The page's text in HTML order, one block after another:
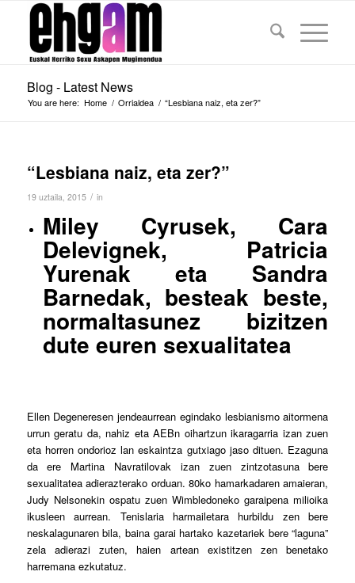
Blog - Latest News
You are here: Home / Orrialdea / “Lesbiana naiz, eta zer?”
“Lesbiana naiz, eta zer?”
19 uztaila, 2015 / in
Miley Cyrusek, Cara
Delevignek, Patricia
Yurenak eta Sandra
Barnedak, besteak beste,
normaltasunez bizitzen
dute euren sexualitatea
Ellen Degeneresen jendeaurrean egindako lesbianismo aitormena
urrun geratu da, nahiz eta AEBn oihartzun ikaragarria izan zuen
eta horren ondorioz lan eskaintza gutxiago jaso dituen. Ezaguna
da ere Martina Navratilovak izan zuen zintzotasuna bere
sexualitatea adierazterako orduan. 80ko hamarkadaren amaieran,
Judy Nelsonekin ospatu zuen Wimbledoneko garaipena milioika
ikusleen aurrean. Tenislaria harmailetara hurbildu zen bere
neskalagunaren bila, baina garai hartako kazetariek bere “laguna”
zela adierazi zuten, haien artean existitzen zen benetako
harremana ezkutatuz.